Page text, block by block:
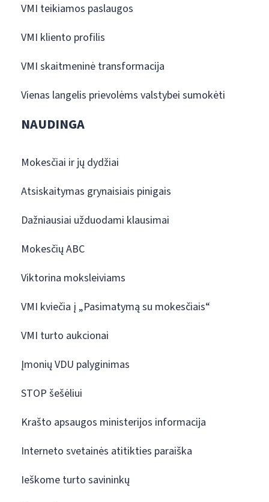
VMI teikiamos paslaugos
VMI kliento profilis
VMI skaitmeninė transformacija
Vienas langelis prievolėms valstybei sumokėti
NAUDINGA
Mokesčiai ir jų dydžiai
Atsiskaitymas grynaisiais pinigais
Dažniausiai užduodami klausimai
Mokesčių ABC
Viktorina moksleiviams
VMI kviečia į „Pasimatymą su mokesčiais“
VMI turto aukcionai
Įmonių VDU palyginimas
STOP šešėliui
Krašto apsaugos ministerijos informacija
Interneto svetainės atitikties paraiška
Ieškome turto savininkų